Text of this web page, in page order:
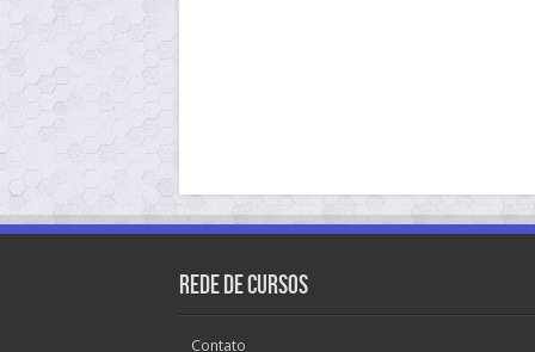
Rede de Cursos
Contato